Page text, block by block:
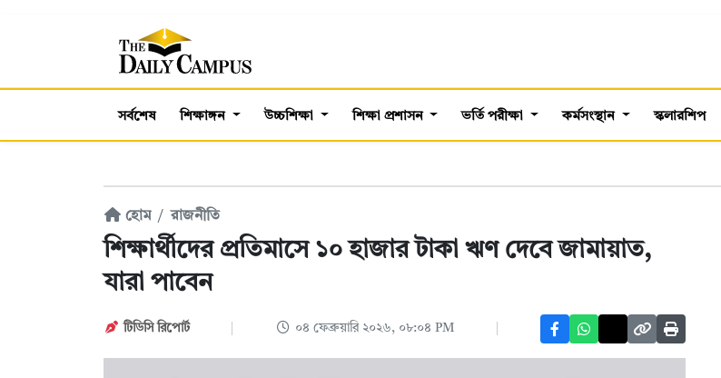
সর্বশেষ শিক্ষাঙ্গন উচ্চশিক্ষা শিক্ষা প্রশাসন ভর্তি পরীক্ষা কর্মসংস্থান স্কলারশিপ
হোম রাজনীতি
শিক্ষার্থীদের প্রতিমাসে ১০ হাজার টাকা ঋণ দেবে জামায়াত,
যারা পাবেন
টিডিসি রিপোর্ট ০৪ ফেব্রুয়ারি ২০২৬, ০৮:০৪ PM